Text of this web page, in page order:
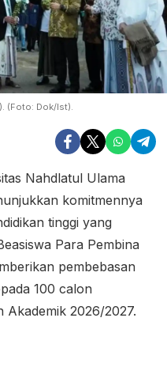
(Foto: Dok/Ist).
Nahdlatul Ulama
komitmennya
tinggi yang
Para Pembina
pembebasan
100 calon
Akademik 2026/2027.